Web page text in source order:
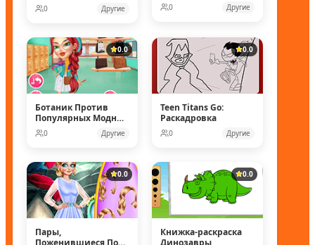
0 Другие 0 Другие
0.0
Ботаник Против
Популярных Модных
Кукол
0 Другие
0.0
Teen Titans Go:
Раскадровка
0 Другие
0.0
Пары,
Поженившиеся Под
0.0
Книжка-раскраска
Динозавры